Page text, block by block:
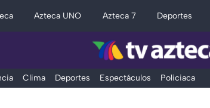
Azteca UNO Azteca 7 Deportes
Clima Deportes Espectáculos Policiaca